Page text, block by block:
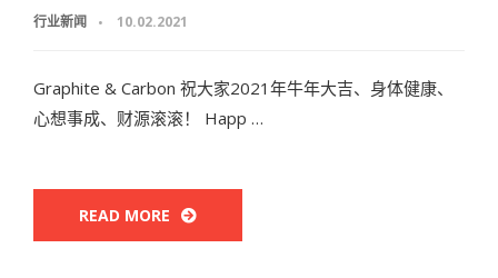
行业新闻 10.02.2021
Graphite & Carbon 祝大家2021年牛年大吉、身体健康、
心想事成、财源滚滚！ Happ …
READ MORE